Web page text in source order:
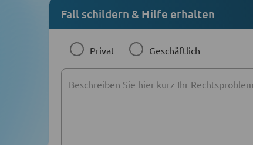
Fall schildern & Hilfe erhalten
Privat Geschäftlich